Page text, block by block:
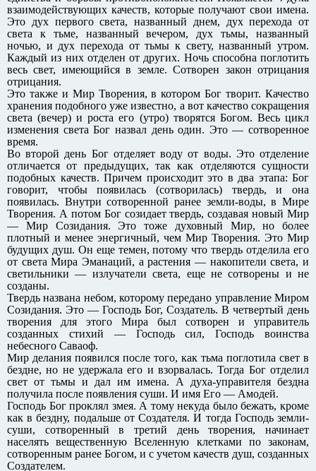
взаимодействующих качеств, которые получают свои имена.
Это дух первого света, названный днем, дух перехода от
света к тьме, названный вечером, дух тьмы, названный
ночью, и дух перехода от тьмы к свету, названный утром.
Каждый из них отделен от других. Ночь способна поглотить
весь свет, имеющийся в земле. Сотворен закон отрицания
отрицания.
Это также и Мир Творения, в котором Бог творит. Качество
хранения подобного уже известно, а вот качество сокращения
света (вечер) и роста его (утро) творятся Богом. Весь цикл
изменения света Бог назвал день один. Это — сотворенное
время.
Во второй день Бог отделяет воду от воды. Это отделение
отличается от предыдущих, так как отделяются сущности
подобных качеств. Причем происходит это в два этапа: Бог
говорит, чтобы появилась (сотворилась) твердь, и она
появилась. Внутри сотворенной ранее земли-воды, в Мире
Творения. А потом Бог созидает твердь, создавая новый Мир
— Мир Созидания. Это тоже духовный Мир, но более
плотный и менее энергичный, чем Мир Творения. Это Мир
будущих душ. Он еще темен, потому что твердь отделила его
от света Мира Эманаций, а растения — накопители света, и
светильники — излучатели света, еще не сотворены и не
созданы.
Твердь названа небом, которому передано управление Миром
Созидания. Это — Господь Бог, Создатель. В четвертый день
творения для этого Мира был сотворен и управитель
созданных стихий — Господь сил, Господь воинства
небесного Саваоф.
Мир делания появился после того, как тьма поглотила свет в
бездне, но не удержала его и взорвалась. Тогда Бог отделил
свет от тьмы и дал им имена. А духа-управителя бездна
получила после появления суши. И имя Его — Амодей.
Господь Бог проклял змея. А тому некуда было бежать, кроме
как в бездну, подальше от Создателя. И тогда Господь земли-
суши, сотворенный в третий день творения, начинает
населять вещественную Вселенную клетками по законам,
сотворенным ранее Богом, и с учетом качеств душ, созданных
Создателем.